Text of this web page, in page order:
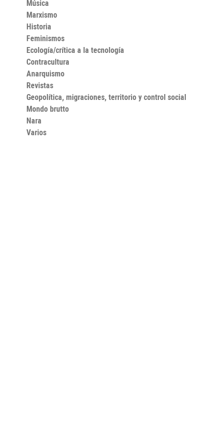
Música
Marxismo
Historia
Feminismos
Ecología/crítica a la tecnología
Contracultura
Anarquismo
Revistas
Geopolítica, migraciones, territorio y control social
Mondo brutto
Nara
Varios